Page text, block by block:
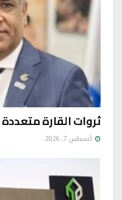
ثروات القارة متعددة
أغسطس 7, 2026